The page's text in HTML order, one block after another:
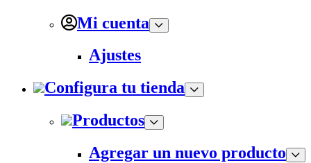
Mi cuenta
Ajustes
Configura tu tienda
Productos
Agregar un nuevo producto